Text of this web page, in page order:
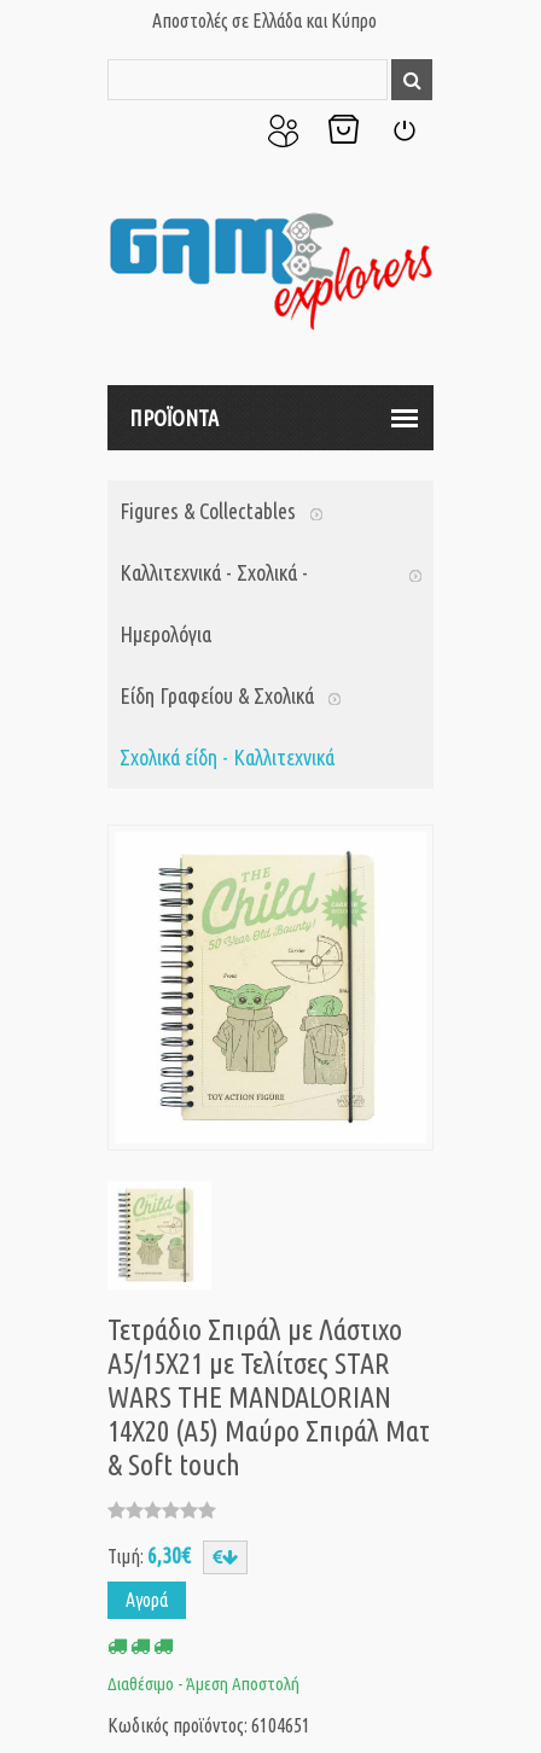
Αποστολές σε Ελλάδα και Κύπρο
μου
ΠΡΟΪΟΝΤΑ
Figures & Collectables
Καλλιτεχνικά - Σχολικά -
Ημερολόγια
Είδη Γραφείου & Σχολικά
Σχολικά είδη - Καλλιτεχνικά
Τετράδιο Σπιράλ με Λάστιχο
A5/15X21 με Τελίτσες STAR
WARS THE MANDALORIAN
14X20 (Α5) Μαύρο Σπιράλ Ματ
& Soft touch
Τιμή: 6,30€
Αγορά
Διαθέσιμο - Άμεση Αποστολή
Κωδικός προϊόντος: 6104651